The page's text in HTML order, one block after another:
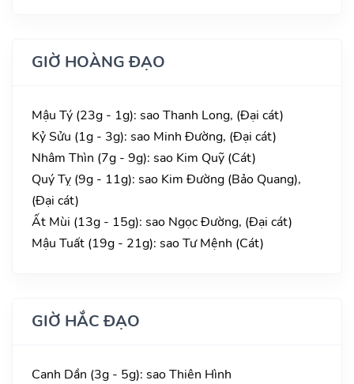
GIỜ HOÀNG ĐẠO
Mậu Tý (23g - 1g): sao Thanh Long, (Đại cát)
Kỷ Sửu (1g - 3g): sao Minh Đường, (Đại cát)
Nhâm Thìn (7g - 9g): sao Kim Quỹ (Cát)
Quý Tỵ (9g - 11g): sao Kim Đường (Bảo Quang),
(Đại cát)
Ất Mùi (13g - 15g): sao Ngọc Đường, (Đại cát)
Mậu Tuất (19g - 21g): sao Tư Mệnh (Cát)
GIỜ HẮC ĐẠO
Canh Dần (3g - 5g): sao Thiên Hình